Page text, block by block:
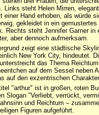
Links steht Helen Mirren,
einer Hand erhoben, als würde
gekleidet in ein
Rechts steht Jennifer Garner
aber dennoch aufmerksam.
zeigt eine städtische
New York City, hindeutet.
das Thema
auf dem Sessel neben
auf den exzentrischen
"arthur" ist in großen, roten
Slogan "Verliebt, verrückt,
und Reichtum –
Figuren aufgeführt.